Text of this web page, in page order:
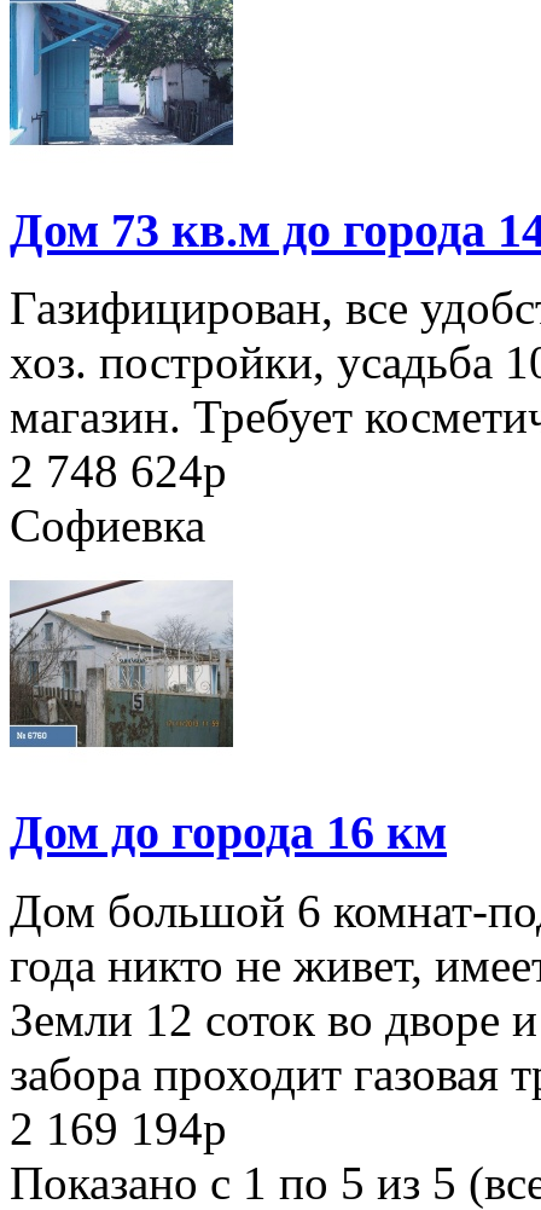
Дом 73 кв.м до города
Газифицирован, все
хоз. постройки, усадьба
магазин. Требует
2 748 624p
Софиевка
Дом до города 16 км
Дом большой 6 комнат-
года никто не живет,
Земли 12 соток во дворе
забора проходит газовая
2 169 194p
Показано с 1 по 5 из 5